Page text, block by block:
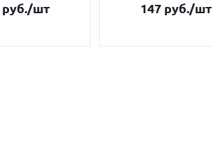
руб./шт 147 руб./шт